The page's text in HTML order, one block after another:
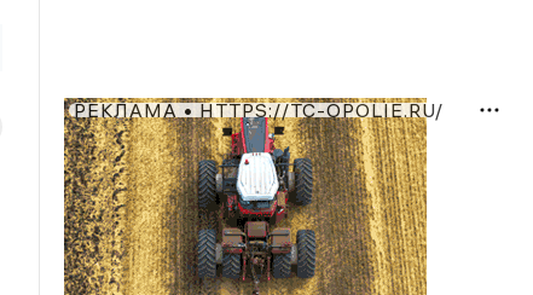
РЕКЛАМА • HTTPS://TC-OPOLIE.RU/